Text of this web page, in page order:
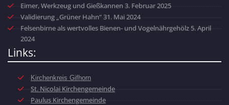
Eimer, Werkzeug und Gießkannen3. Februar 2025
Validierung „Grüner Hahn“31. Mai 2024
Felsenbirne als wertvolles Bienen- und Vogelnährgehölz 5. April
2024
Links:
Kirchenkreis Gifhorn
St. Nicolai Kirchengemeinde
Paulus Kirchengemeinde